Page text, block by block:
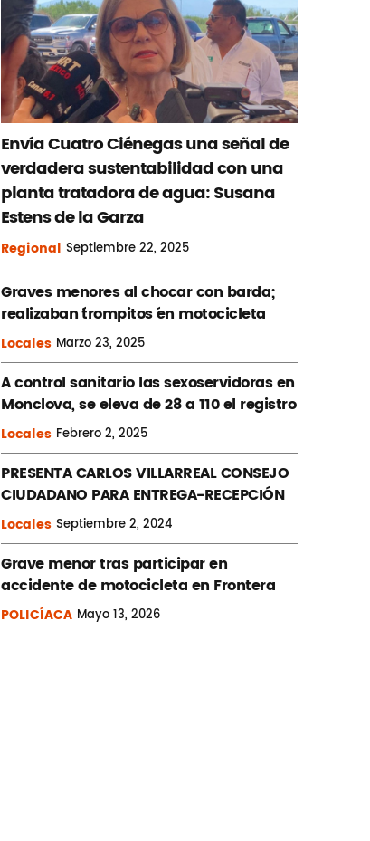
Envía Cuatro Ciénegas una señal de
verdadera sustentabilidad con una
planta tratadora de agua: Susana
Estens de la Garza
Regional Septiembre22, 2025
Graves menores al chocar con barda;
realizaban ´trompitos ´en motocicleta
Locales Marzo23, 2025
A control sanitario las sexoservidoras en
Monclova, se eleva de 28 a 110 el registro
Locales Febrero2, 2025
PRESENTA CARLOS VILLARREAL CONSEJO
CIUDADANO PARA ENTREGA-RECEPCIÓN
Locales Septiembre2, 2024
Grave menor tras participar en
accidente de motocicleta en Frontera
POLICÍACA Mayo13, 2026